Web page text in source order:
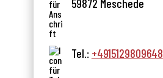
59872 Meschede
Tel.: +4915129809648